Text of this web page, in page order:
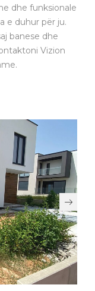
dhe funksionale
e duhur për ju.
banese dhe
Vizion